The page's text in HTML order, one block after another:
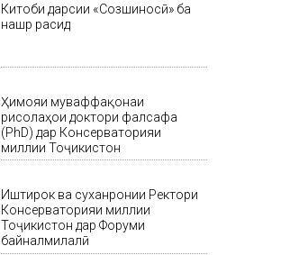
Китоби дарсии «Созшиносӣ» ба
нашр расид
Ҳимояи муваффақонаи
рисолаҳои доктори фалсафа
(PhD) дар Консерваторияи
миллии Тоҷикистон
Иштирок ва суханронии Ректори
Консерваторияи миллии
Тоҷикистон дар Форуми
байналмилалӣ